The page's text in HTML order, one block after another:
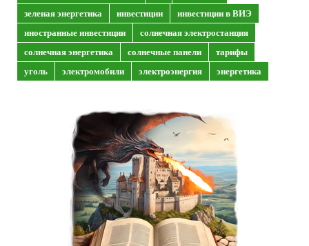
зеленая энергетика
инвестиции
инвестиции в ВИЭ
иностранные инвестиции
солнечная электростанция
солнечная энергетика
солнечные панели
тарифы
уголь
электромобили электроэнергия энергетика